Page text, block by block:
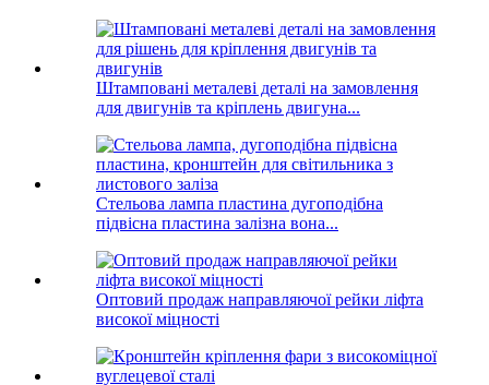
Штамповані металеві деталі на замовлення
для двигунів та кріплень двигуна...
Стельова лампа пластина дугоподібна
підвісна пластина залізна вона...
Оптовий продаж направляючої рейки ліфта
високої міцності